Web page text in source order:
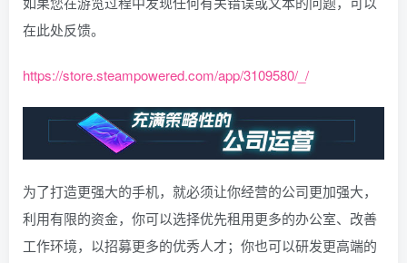
在此处反馈。
https://store.steampowered.com/app/3109580/_/
为了打造更强大的手机，就必须让你经营的公司更加强大，
利用有限的资金，你可以选择优先租用更多的办公室、改善
工作环境，以招募更多的优秀人才；你也可以研发更高端的